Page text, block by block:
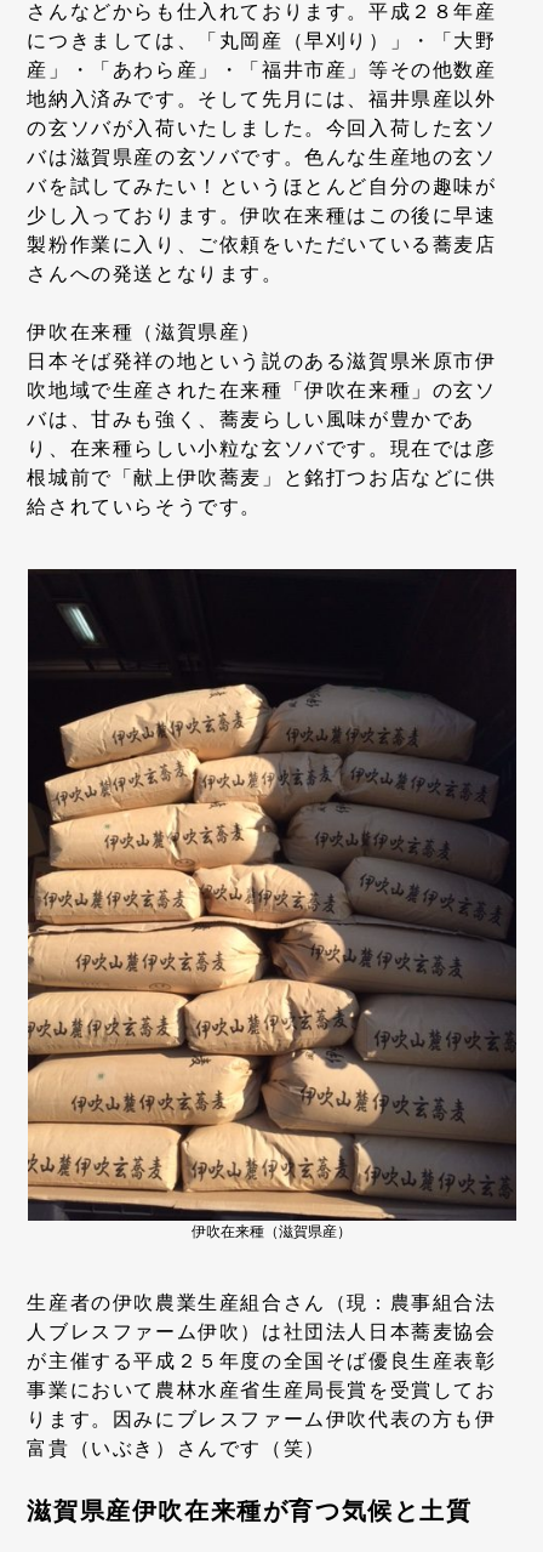
さんなどからも仕入れております。平成２８年産
につきましては、「丸岡産（早刈り）」・「大野
産」・「あわら産」・「福井市産」等その他数産
地納入済みです。そして先月には、福井県産以外
の玄ソバが入荷いたしました。今回入荷した玄ソ
バは滋賀県産の玄ソバです。色んな生産地の玄ソ
バを試してみたい！というほとんど自分の趣味が
少し入っております。伊吹在来種はこの後に早速
製粉作業に入り、ご依頼をいただいている蕎麦店
さんへの発送となります。
伊吹在来種（滋賀県産）
日本そば発祥の地という説のある滋賀県米原市伊
吹地域で生産された在来種「伊吹在来種」の玄ソ
バは、甘みも強く、蕎麦らしい風味が豊かであ
り、在来種らしい小粒な玄ソバです。現在では彦
根城前で「献上伊吹蕎麦」と銘打つお店などに供
給されていらそうです。
伊吹在来種（滋賀県産）
生産者の伊吹農業生産組合さん（現：農事組合法
人ブレスファーム伊吹）は社団法人日本蕎麦協会
が主催する平成２５年度の全国そば優良生産表彰
事業において農林水産省生産局長賞を受賞してお
ります。因みにブレスファーム伊吹代表の方も伊
富貴（いぶき）さんです（笑）
滋賀県産伊吹在来種が育つ気候と土質